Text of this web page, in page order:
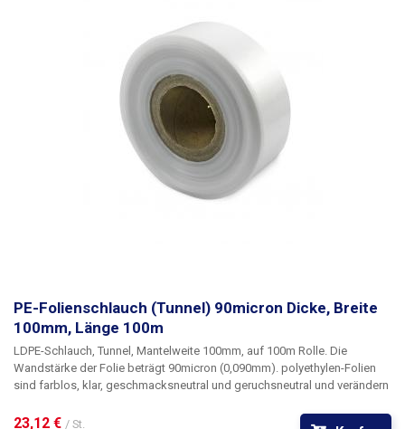
PE-Folienschlauch (Tunnel) 90micron Dicke, Breite
100mm, Länge 100m
LDPE-Schlauch, Tunnel, Mantelweite 100mm, auf 100m Rolle. Die
Wandstärke der Folie beträgt 90micron (0,090mm). polyethylen-Folien
sind farblos, klar, geschmacksneutral und geruchsneutral und verändern
langlebig, flexibel, leicht mit Hitze zu verschweißen, frost- und
23,12 € / St.